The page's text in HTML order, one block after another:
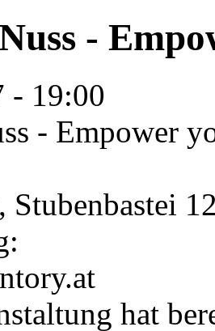
-
- 19:00
- Empower
Stubenbastei
hat